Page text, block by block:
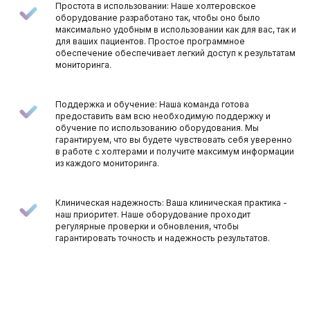
Простота в использовании: Наше холтеровское
оборудование разработано так, чтобы оно было
максимально удобным в использовании как для вас, так и
для ваших пациентов. Простое программное
обеспечение обеспечивает легкий доступ к результатам
мониторинга.
Поддержка и обучение: Наша команда готова
предоставить вам всю необходимую поддержку и
обучение по использованию оборудования. Мы
гарантируем, что вы будете чувствовать себя уверенно
в работе с холтерами и получите максимум информации
из каждого мониторинга.
Клиническая надежность: Ваша клиническая практика -
наш приоритет. Наше оборудование проходит
регулярные проверки и обновления, чтобы
гарантировать точность и надежность результатов.